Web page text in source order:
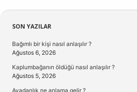
Sidebar
SON YAZILAR
Bağımlı bir kişi nasıl anlaşılır ?
Ağustos 6, 2026
Kaplumbağanın öldüğü nasıl anlaşılır ?
Ağustos 5, 2026
Avadanlık ne anlama gelir ?